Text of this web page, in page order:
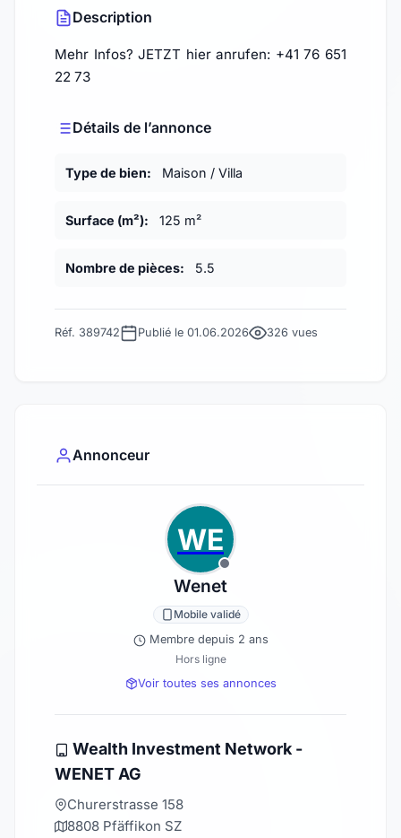
Description
Mehr Infos? JETZT hier anrufen: +41 76 651
22 73
Détails de l’annonce
Type de bien: Maison / Villa
Surface (m²): 125 m²
Nombre de pièces: 5.5
Réf. 389742 Publié le 01.06.2026 326 vues
Annonceur
WE
Wenet
Mobile validé
Membre depuis 2 ans
Hors ligne
Voir toutes ses annonces
Wealth Investment Network -
WENET AG
Churerstrasse 158
8808 Pfäffikon SZ